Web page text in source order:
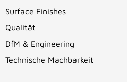
Surface Finishes
Qualität
DfM & Engineering
Technische Machbarkeit